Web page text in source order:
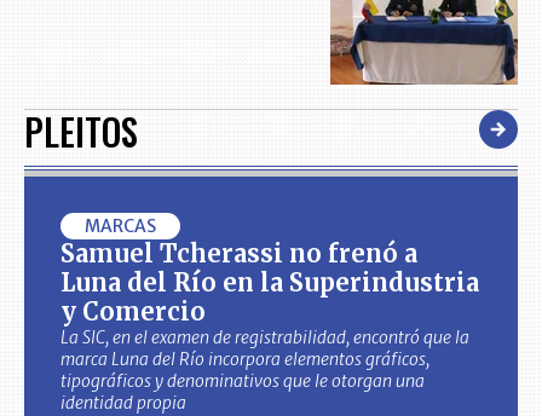
PLEITOS
MARCAS
Samuel Tcherassi no frenó a
Luna del Río en la Superindustria
y Comercio
La SIC, en el examen de registrabilidad, encontró que la
marca Luna del Río incorpora elementos gráficos,
tipográficos y denominativos que le otorgan una
identidad propia